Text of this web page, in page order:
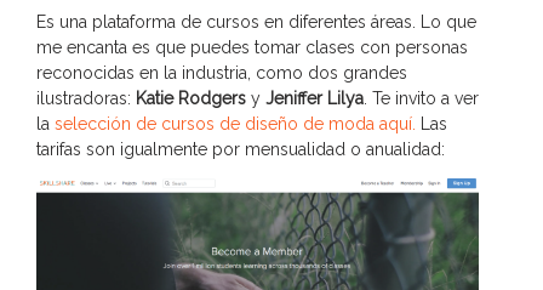
Es una plataforma de cursos en diferentes áreas. Lo que
me encanta es que puedes tomar clases con personas
reconocidas en la industria, como dos grandes
ilustradoras: Katie Rodgers y Jeniffer Lilya . Te invito a ver
la selección de cursos de diseño de moda aquí.
Las
tarifas son igualmente por mensualidad o anualidad: